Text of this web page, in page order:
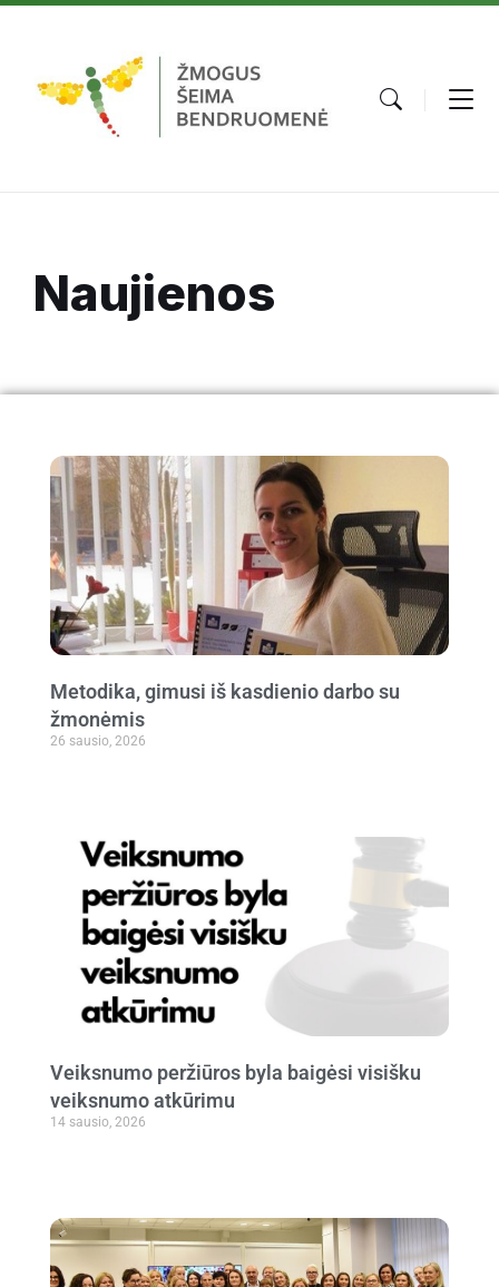
Naujienos
Metodika, gimusi iš kasdienio darbo su
žmonėmis
26 sausio, 2026
Veiksnumo peržiūros byla baigėsi visišku
veiksnumo atkūrimu
14 sausio, 2026